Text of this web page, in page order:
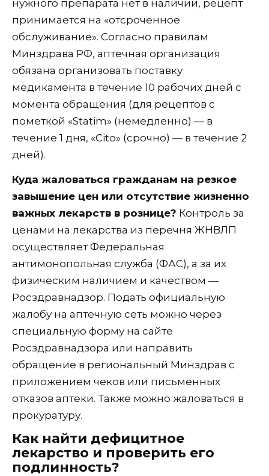
нужного препарата нет в наличии, рецепт
принимается на «отсроченное
обслуживание». Согласно правилам
Минздрава РФ, аптечная организация
обязана организовать поставку
медикамента в течение 10 рабочих дней с
момента обращения (для рецептов с
пометкой «Statim» (немедленно) — в
течение 1 дня, «Cito» (срочно) — в течение 2
дней).
Куда жаловаться гражданам на резкое
завышение цен или отсутствие жизненно
важных лекарств в рознице? Контроль за
ценами на лекарства из перечня ЖНВЛП
осуществляет Федеральная
антимонопольная служба (ФАС), а за их
физическим наличием и качеством —
Росздравнадзор. Подать официальную
жалобу на аптечную сеть можно через
специальную форму на сайте
Росздравнадзора или направить
обращение в региональный Минздрав с
приложением чеков или письменных
отказов аптеки. Также можно жаловаться в
прокуратуру.
Как найти дефицитное
лекарство и проверить его
подлинность?